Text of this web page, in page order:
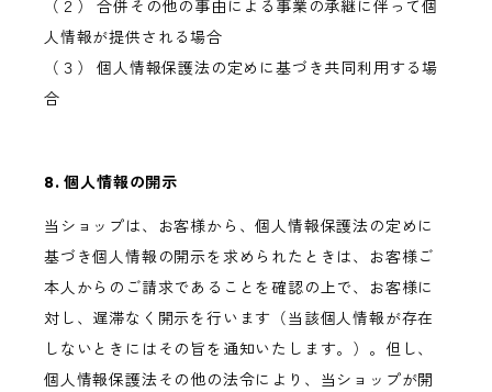
（２） 合併その他の事由による事業の承継に伴って個
人情報が提供される場合
（３） 個人情報保護法の定めに基づき共同利用する場
合
8. 個人情報の開示
当ショップは、お客様から、個人情報保護法の定めに
基づき個人情報の開示を求められたときは、お客様ご
本人からのご請求であることを確認の上で、お客様に
対し、遅滞なく開示を行います（当該個人情報が存在
しないときにはその旨を通知いたします。）。但し、
個人情報保護法その他の法令により、当ショップが開